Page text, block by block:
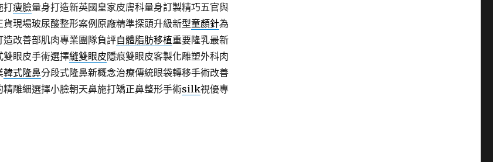
打瘦臉量身打造新英國皇家皮膚科量身訂製精巧五官與
貨現場玻尿酸整形案例原廠精準探頭升級新型童顏針為
改善部肌肉專業團隊負評自體脂肪移植重要隆乳最新
雙眼皮手術選擇縫雙眼皮隱痕雙眼皮客製化雕塑外科肉
韓式隆鼻分段式隆鼻新概念治療傳統眼袋轉移手術改善
精雕細選擇小臉朝天鼻施打矯正鼻整形手術silk視優專